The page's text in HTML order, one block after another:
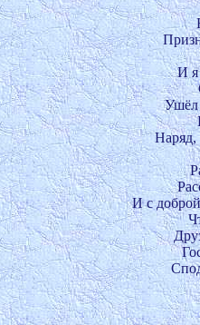
И я
Ушёл
Наряд,
И с